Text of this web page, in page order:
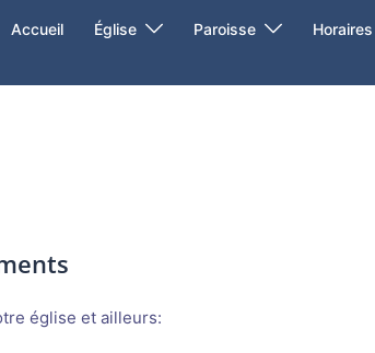
Accueil Église Paroisse Horaires
église et ailleurs: